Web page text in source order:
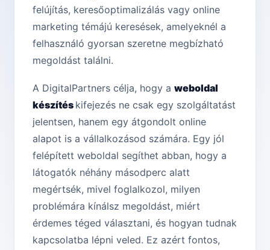
felújítás, keresőoptimalizálás vagy online
marketing témájú keresések, amelyeknél a
felhasználó gyorsan szeretne megbízható
megoldást találni.
A DigitalPartners célja, hogy a weboldal
készítés kifejezés ne csak egy szolgáltatást
jelentsen, hanem egy átgondolt online
alapot is a vállalkozásod számára. Egy jól
felépített weboldal segíthet abban, hogy a
látogatók néhány másodperc alatt
megértsék, mivel foglalkozol, milyen
problémára kínálsz megoldást, miért
érdemes téged választani, és hogyan tudnak
kapcsolatba lépni veled. Ez azért fontos,